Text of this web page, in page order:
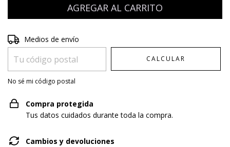
Entregas para el CP:
Medios de envío
CALCULAR
No sé mi código postal
Compra protegida
Tus datos cuidados durante toda la compra.
Cambios y devoluciones